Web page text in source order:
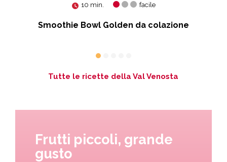
10 min. facile
Smoothie Bowl Golden da colazione
Tutte le ricette della Val Venosta
Frutti piccoli, grande
gusto